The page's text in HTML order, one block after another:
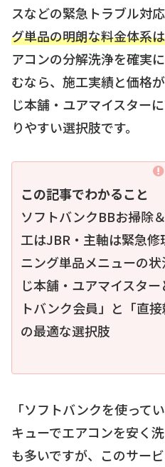
スなどの緊急トラブル対応
グ単品の明朗な料金体系
アコンの分解洗浄を確実
むなら、施工実績と価格
じ本舗・ユアマイスター
りやすい選択肢です。
この記事でわかること
ソフトバンクBBお掃除
工はJBR・主軸は緊急
ニング単品メニューの
じ本舗・ユアマイスタ
トバンク会員」と「直
の最適な選択肢
「ソフトバンクを使って
キューでエアコンを安く
も多いですが、このサー